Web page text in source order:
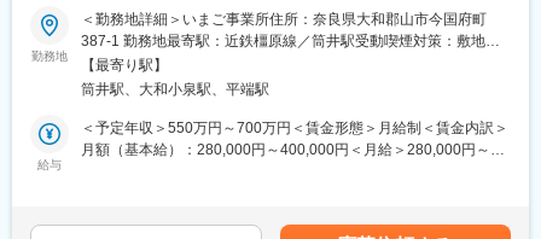
簡単な部品の設計や、図面の作成をお任せする可能性もございま
す。
■働き方
・直行直帰可能。年間出張は90日程度で、1泊～2週間程度の期間/
回
務可／年休128日でワークライフバランス◎◆◇
■採用背景：
現在、お客様からの引き合いが増加しており、対応力強化が急務
です。また今後は、海外展開にもさらに注力していき事業成長を
進めていくため、体制強化を目的とした採用を行います。
■業務内容：
・工事報告書の作成
勤務地
＜勤務地詳細＞いまご事業所住所：奈良県大和郡山市今国府町
387-1 勤務地最寄駅：近鉄橿原線／筒井駅受動喫煙対策：敷地内
全面禁煙
【最寄り駅】
筒井駅、大和小泉駅、平端駅
給与
＜予定年収＞550万円～700万円＜賃金形態＞月給制＜賃金内訳＞
月額（基本給）：280,000円～400,000円＜月給＞280,000円～